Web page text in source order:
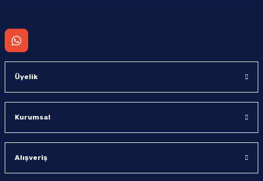
Üyelik
Kurumsal
Alışveriş